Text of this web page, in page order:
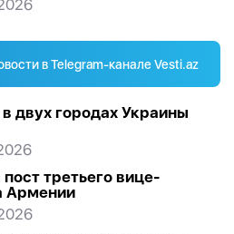
в Telegram-канале Vesti.az
двух городах Украины
третьего вице-
Армении